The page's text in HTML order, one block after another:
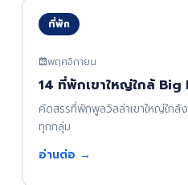
ที่พัก
พฤศจิกายน
14 ที่พักเขาใหญ่ใกล้
คัดสรรที่พักพูลวิลล่าเขาใหญ่ใก
ทุกกลุ่ม
อ่านต่อ →